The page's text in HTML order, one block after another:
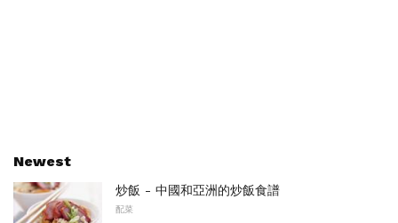
Newest
炒飯 - 中國和亞洲的炒飯食譜
配菜